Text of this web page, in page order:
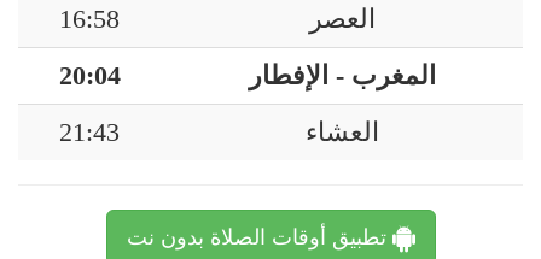
العصر
16:58
المغرب - الإفطار
20:04
العشاء
21:43
تطبيق أوقات الصلاة بدون نت